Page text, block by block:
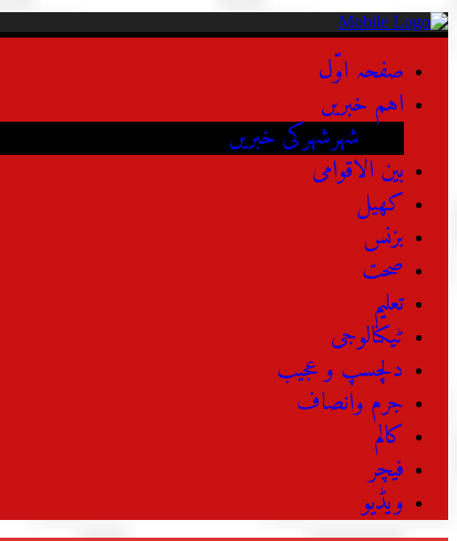
صفحہ اوّل
اہم خبریں
شہرشہرکی خبریں
بین الاقوامی
کھیل
بزنس
صحت
تعلیم
ٹیکنالوجی
دلچسپ و عجیب
جرم وانصاف
کالم
فیچر
ویڈیو